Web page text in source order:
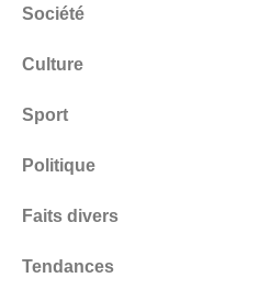
Société
Culture
Sport
Politique
Faits divers
Tendances